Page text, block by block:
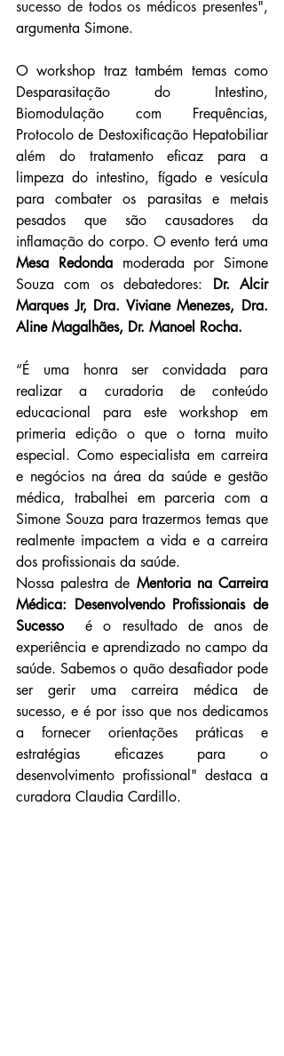
sucesso de todos os médicos presentes",
argumenta Simone.
O workshop traz também temas como
Desparasitação do Intestino,
Biomodulação com Frequências,
Protocolo de Destoxificação Hepatobiliar
além do
tratamento eficaz para a
limpeza do intestino, fígado e vesícula
para combater os parasitas e metais
pesados que são causadores da
Mesa Redonda moderada por Simone
Souza com os debatedores: Dr. Alcir
Marques Jr, Dra. Viviane Menezes, Dra.
Aline Magalhães, Dr. Manoel Rocha.
“É uma honra ser convidada para
realizar a curadoria de conteúdo
educacional para este workshop em
primeria edição o que o torna muito
especial. Como especialista em carreira
e negócios na área da saúde e gestão
médica, trabalhei em parceria com a
Simone Souza para trazermos temas que
realmente impactem a vida e a carreira
dos profissionais da saúde.
Nossa palestra de Mentoria na Carreira
Médica: Desenvolvendo Profissionais de
Sucesso
é o resultado de anos de
experiência e aprendizado no campo da
saúde. Sabemos o quão desafiador pode
ser gerir uma carreira médica de
sucesso, e é por isso que nos dedicamos
a fornecer orientações práticas e
estratégias eficazes para o
desenvolvimento profissional" destaca a
curadora Claudia Cardillo.